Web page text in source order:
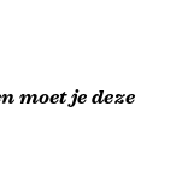
moet je deze